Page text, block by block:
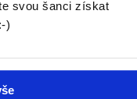
svou šanci získat
)